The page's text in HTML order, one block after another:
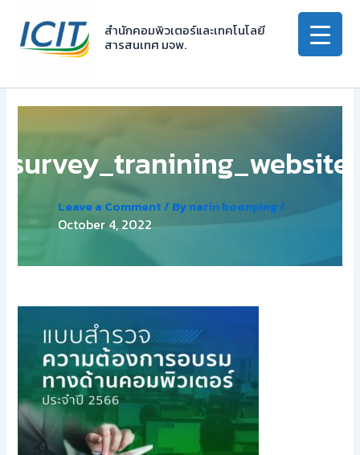
content
สำนักคอมพิวเตอร์และเทคโนโลยี
สารสนเทศ มจพ.
survey_tranining_website
Leave a Comment / Bynarin boonping/
October 4, 2022